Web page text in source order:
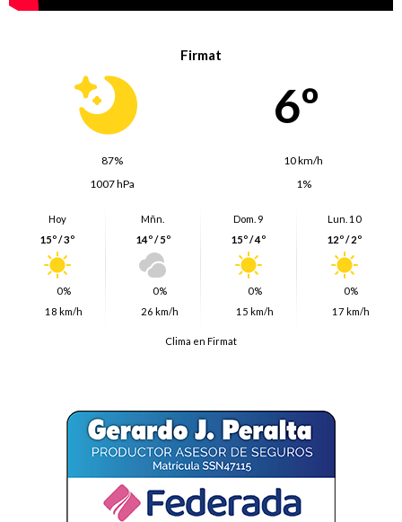
Firmat
6º
87%
10 km/h
1007 hPa
1%
Hoy
15º / 3º
0%
18 km/h
Mñn.
14º / 5º
0%
26 km/h
Dom. 9
15º / 4º
0%
15 km/h
Lun. 10
12º / 2º
0%
17 km/h
Clima en Firmat